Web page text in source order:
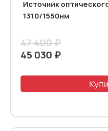
Источник
1310/1550нм
47 400 ₽
45 030 ₽